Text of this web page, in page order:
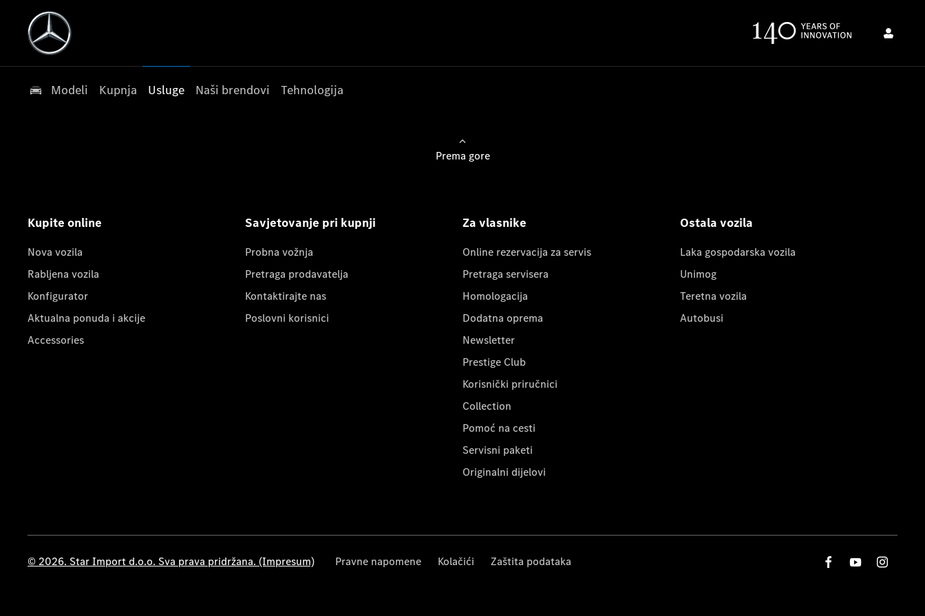
Modeli Kupnja Usluge Naši brendovi Tehnologija
Prema gore
Kupite online
Nova vozila
Rabljena vozila
Konfigurator
Aktualna ponuda i akcije
Accessories
Savjetovanje pri kupnji
Probna vožnja
Pretraga prodavatelja
Kontaktirajte nas
Poslovni korisnici
Za vlasnike
Online rezervacija za servis
Pretraga servisera
Homologacija
Dodatna oprema
Newsletter
Prestige Club
Korisnički priručnici
Collection
Pomoć na cesti
Servisni paketi
Originalni dijelovi
Ostala vozila
Laka gospodarska vozila
Unimog
Teretna vozila
Autobusi
© 2026. Star Import d.o.o. Sva prava pridržana. (Impresum) Pravne napomene Kolačići Zaštita podataka